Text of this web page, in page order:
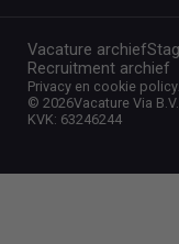
Vacature archief
Recruitment archief
©2026Vacature Via B.V.
KVK: 63246244
Privacy en cookie policy